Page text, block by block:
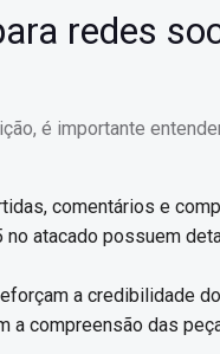
redes
é importante
comentários e
no atacado possuem
a credibilidade
compreensão das